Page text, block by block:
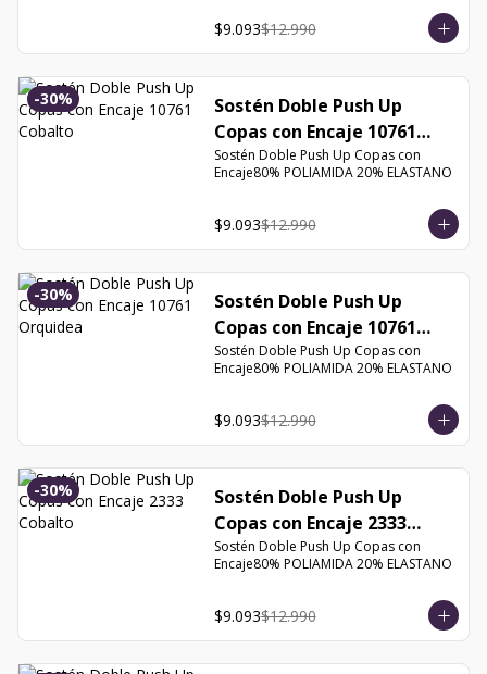
$9.093$12.990
-30%
Sostén Doble Push Up
Copas con Encaje 10761
Cobalto
Sostén Doble Push Up Copas con
Encaje80% POLIAMIDA 20% ELASTANO
$9.093$12.990
-30%
Sostén Doble Push Up
Copas con Encaje 10761
Orquidea
Sostén Doble Push Up Copas con
Encaje80% POLIAMIDA 20% ELASTANO
$9.093$12.990
-30%
Sostén Doble Push Up
Copas con Encaje 2333
Cobalto
Sostén Doble Push Up Copas con
Encaje80% POLIAMIDA 20% ELASTANO
$9.093$12.990